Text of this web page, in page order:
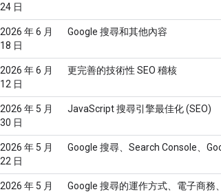
24 日
2026 年 6 月
18 日
Google 搜尋和其他內容
2026 年 6 月
12 日
更完善的技術性 SEO 稽核
2026 年 5 月
30 日
JavaScript 搜尋引擎最佳化 (SEO)
2026 年 5 月
22 日
Google 搜尋、Search Console、
2026 年 5 月
Google 搜尋的運作方式、電子商務